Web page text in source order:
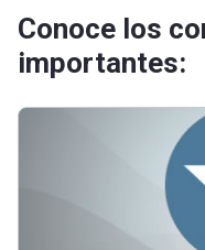
Conoce los
importantes: